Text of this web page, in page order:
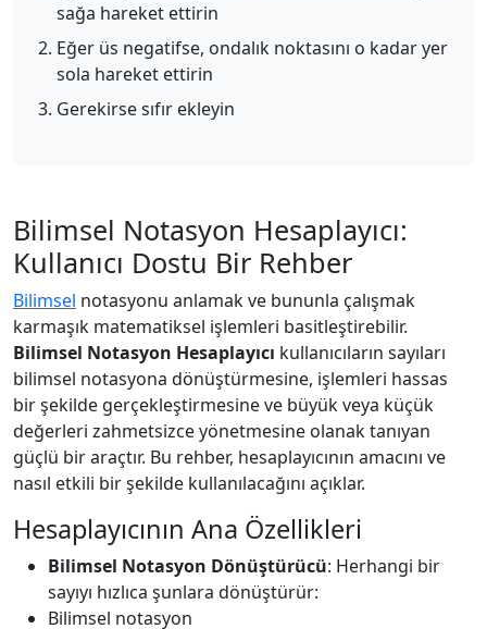
sağa hareket ettirin
Eğer üs negatifse, ondalık noktasını o kadar yer
sola hareket ettirin
Gerekirse sıfır ekleyin
Bilimsel Notasyon Hesaplayıcı:
Kullanıcı Dostu Bir Rehber
Bilimsel notasyonu anlamak ve bununla çalışmak
karmaşık matematiksel işlemleri basitleştirebilir.
Bilimsel Notasyon Hesaplayıcı kullanıcıların sayıları
bilimsel notasyona dönüştürmesine, işlemleri hassas
bir şekilde gerçekleştirmesine ve büyük veya küçük
değerleri zahmetsizce yönetmesine olanak tanıyan
güçlü bir araçtır. Bu rehber, hesaplayıcının amacını ve
nasıl etkili bir şekilde kullanılacağını açıklar.
Hesaplayıcının Ana Özellikleri
Bilimsel Notasyon Dönüştürücü: Herhangi bir
sayıyı hızlıca şunlara dönüştürür:
Bilimsel notasyon